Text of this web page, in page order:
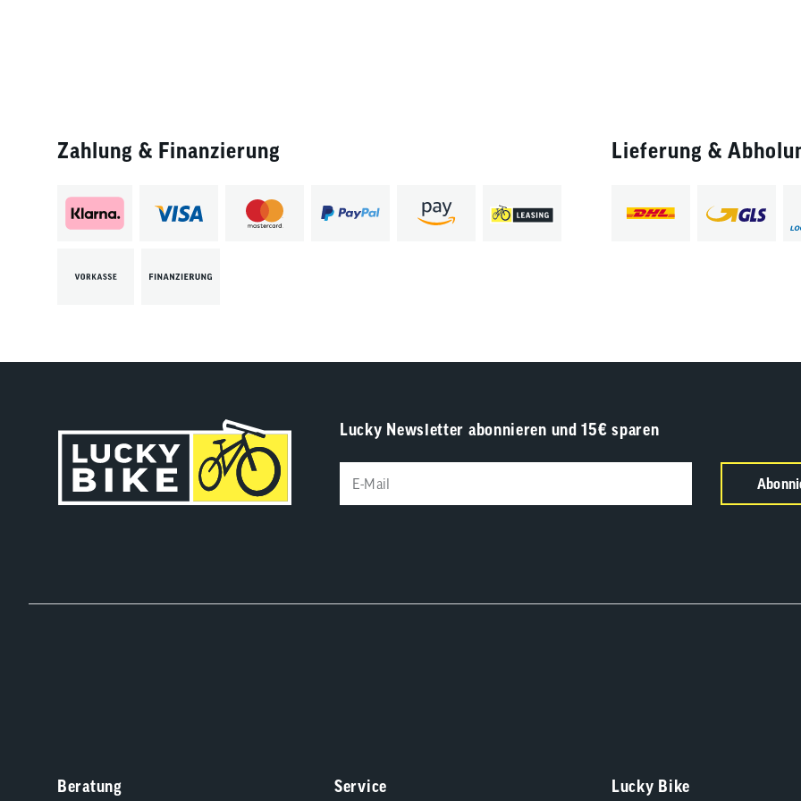
Zahlung & Finanzierung Lieferung &
Lucky Newsletter abonnieren und 15€ sparen
Beratung Service Lucky Bike